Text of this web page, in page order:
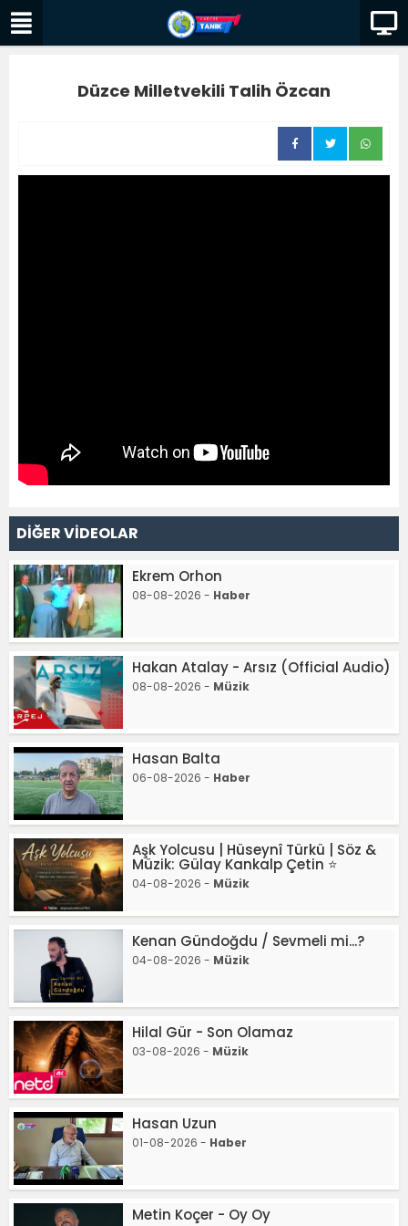
Düzce Milletvekili Talih Özcan
DİĞER VİDEOLAR
Ekrem Orhon
08-08-2026 - Haber
Hakan Atalay - Arsız (Official Audio)
08-08-2026 - Müzik
Hasan Balta
06-08-2026 - Haber
Aşk Yolcusu | Hüseynî Türkü | Söz &
Müzik: Gülay Kankalp Çetin ⭐
04-08-2026 - Müzik
Kenan Gündoğdu / Sevmeli mi...?
04-08-2026 - Müzik
Hilal Gür - Son Olamaz
03-08-2026 - Müzik
Hasan Uzun
01-08-2026 - Haber
Metin Koçer - Oy Oy